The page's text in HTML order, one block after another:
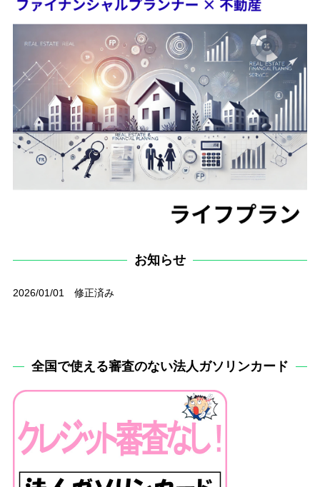
お知らせ
2026/01/01 修正済み
全国で使える審査のない法人ガソリンカード